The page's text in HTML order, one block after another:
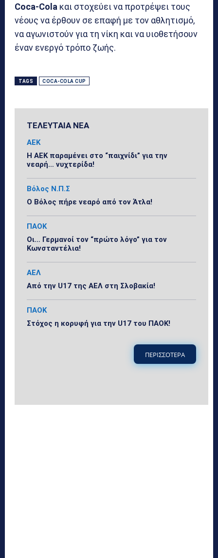
Coca-Cola και στοχεύει να προτρέψει τους
νέους να έρθουν σε επαφή με τον αθλητισμό,
να αγωνιστούν για τη νίκη και να υιοθετήσουν
έναν ενεργό τρόπο ζωής.
TAGS COCA-COLA CUP
ΤΕΛΕΥΤΑΙΑ ΝΕΑ
ΑΕΚ
Η ΑΕΚ παραμένει στο “παιχνίδι” για την
νεαρή… νυχτερίδα!
Βόλος Ν.Π.Σ
Ο Βόλος πήρε νεαρό από τον Άτλα!
ΠΑΟΚ
Οι… Γερμανοί τον “πρώτο λόγο” για τον
Κωνσταντέλια!
ΑΕΛ
Από την U17 της ΑΕΛ στη Σλοβακία!
ΠΑΟΚ
Στόχος η κορυφή για την U17 του ΠΑΟΚ!
ΠΕΡΙΣΣΟΤΕΡΑ